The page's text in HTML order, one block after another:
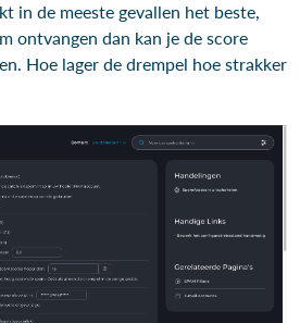
in de meeste gevallen het beste,
ontvangen dan kan je de score
Hoe lager de drempel hoe strakker